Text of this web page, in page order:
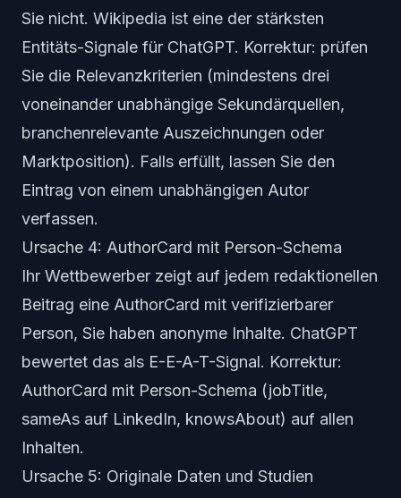
Sie nicht. Wikipedia ist eine der stärksten
Entitäts-Signale für ChatGPT. Korrektur: prüfen
Sie die Relevanzkriterien (mindestens drei
voneinander unabhängige Sekundärquellen,
branchenrelevante Auszeichnungen oder
Marktposition). Falls erfüllt, lassen Sie den
Eintrag von einem unabhängigen Autor
verfassen.
Ursache 4: AuthorCard mit Person-Schema
Ihr Wettbewerber zeigt auf jedem redaktionellen
Beitrag eine AuthorCard mit verifizierbarer
Person, Sie haben anonyme Inhalte. ChatGPT
bewertet das als E-E-A-T-Signal. Korrektur:
AuthorCard mit Person-Schema (jobTitle,
sameAs auf LinkedIn, knowsAbout) auf allen
Inhalten.
Ursache 5: Originale Daten und Studien